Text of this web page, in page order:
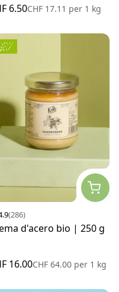
6.50CHF 17.11 per 1 kg
(286)
d'acero bio | 250 g
16.00CHF 64.00 per 1 kg